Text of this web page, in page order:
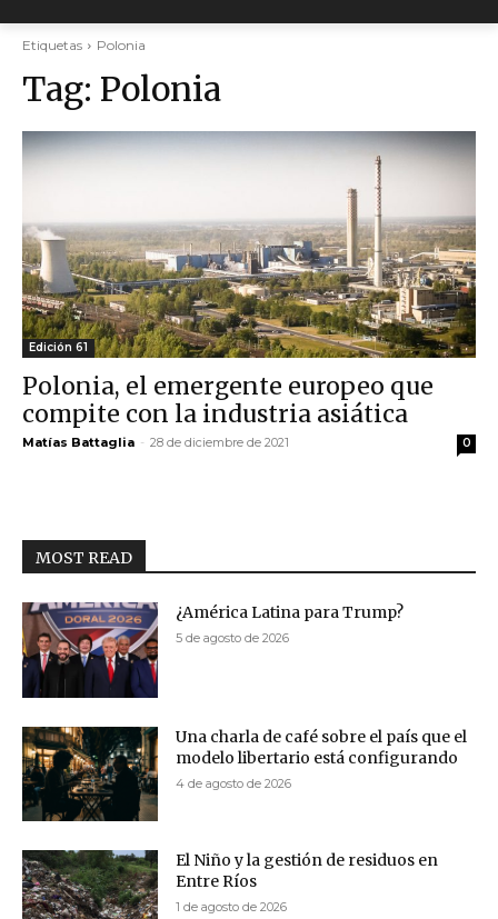
Etiquetas Polonia
Tag: Polonia
Edición 61
Polonia, el emergente europeo que
compite con la industria asiática
Matías Battaglia - 28 de diciembre de 2021 0
MOST READ
¿América Latina para Trump?
5 de agosto de 2026
Una charla de café sobre el país que el
modelo libertario está configurando
4 de agosto de 2026
El Niño y la gestión de residuos en
Entre Ríos
1 de agosto de 2026